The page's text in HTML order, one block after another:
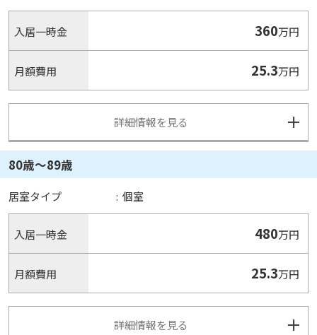
入居一時金 360万円
月額費用 25.3万円
詳細情報を見る
80歳〜89歳
居室タイプ : 個室
入居一時金 480万円
月額費用 25.3万円
詳細情報を見る